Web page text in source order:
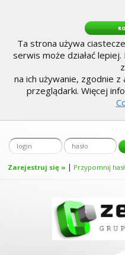
Ta strona używa
serwis może działać
na ich używanie, zgodnie
przeglądarki. Więcej
Zarejestruj się » | Przypomnij